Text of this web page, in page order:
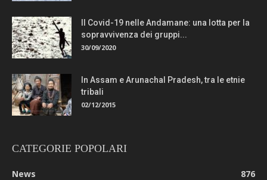
Il Covid-19 nelle Andamane: una lotta per la
sopravvivenza dei gruppi...
30/09/2020
In Assam e Arunachal Pradesh, tra le etnie
tribali
02/12/2015
CATEGORIE POPOLARI
News
876